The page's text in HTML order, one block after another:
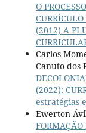
O
CURRÍCULO
(2012) A
Carlos
Canuto dos
(2022):
estratégias
Ewerton
FORMAÇÃO